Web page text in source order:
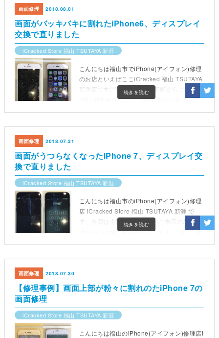
画面がバッキバキに割れたiPhone6、ディスプレイ
交換で直りました
画面修理 2018.08.01
iCracked Store 福山 TSUTAYA 新涯
続きを読む
こんにちは福山市でiPhone(アイフォン)修理
のお店といえばここiCracked 福山 TSUTAYA
新涯店です(*^o^*)本日は引野町からご来店の
F様のiPhone6です。画面全体がバキバキに
画面がうつらなくなったiPhone 7、ディスプレイ交
換で直りました
画面修理 2018.07.31
iCracked Store 福山 TSUTAYA 新涯
続きを読む
こんにちは福山市のiPhone(アイフォン)修理
店 iCracked Store 福山 TSUTAYA 新涯 で
す。今回は小田郡矢掛町からご来店のA様のi
Phone 7の修理事例を紹介します。 落した衝
【修理事例】画面上部が粉々に割れのたiPhone 7の
画面修理
画面修理 2018.07.30
iCracked Store 福山 TSUTAYA 新涯
こんにちは福山のiPhone(アイフォン)修理店i